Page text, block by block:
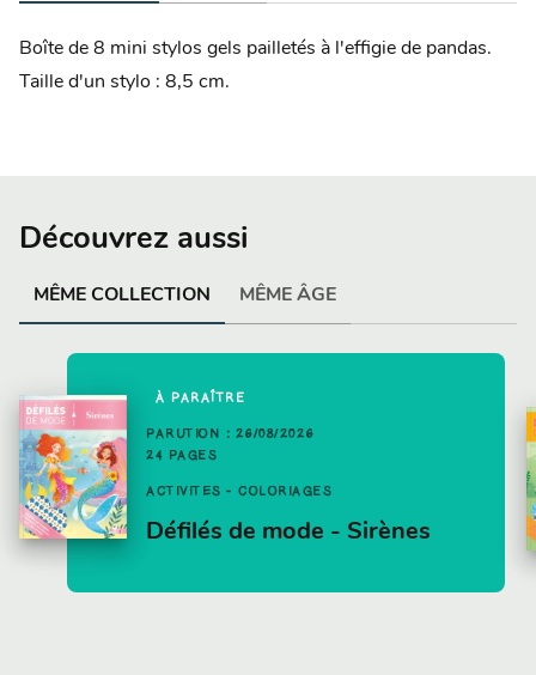
Boîte de 8 mini stylos gels pailletés à l'effigie de pandas.
Taille d'un stylo : 8,5 cm.
Découvrez aussi
MÊME COLLECTION MÊME ÂGE
À PARAÎTRE
PARUTION : 26/08/2026
24 PAGES
ACTIVITÉS - COLORIAGES
Défilés de mode - Sirènes